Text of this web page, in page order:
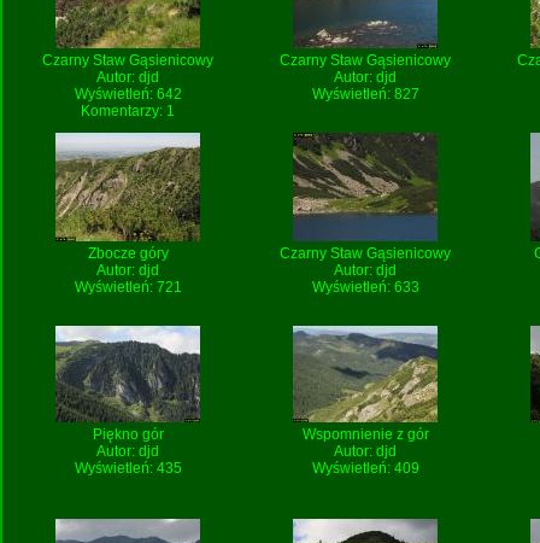
Czarny Staw Gąsienicowy
Autor:djd
Wyświetleń: 642
Komentarzy: 1
Czarny Staw Gąsienicowy
Autor:djd
Wyświetleń: 827
Zbocze góry
Autor:djd
Wyświetleń: 721
Czarny Staw Gąsienicowy
Autor:djd
Wyświetleń: 633
Piękno gór
Autor:djd
Wyświetleń: 435
Wspomnienie z gór
Autor:djd
Wyświetleń: 409